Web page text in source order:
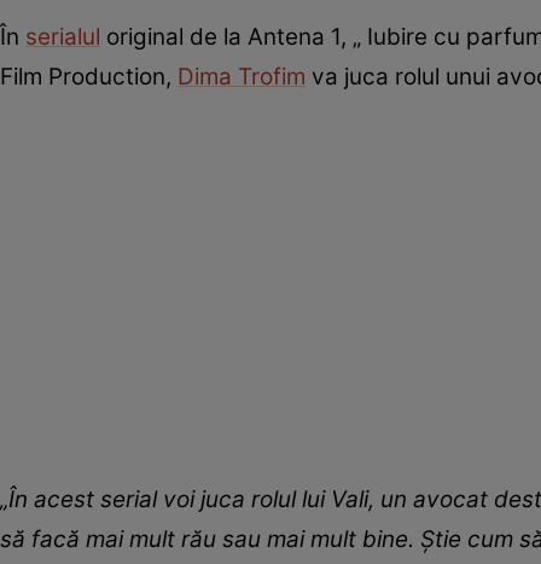
În serialul original de la Antena 1, „ Iubire cu
Film Production, Dima Trofim va juca rolul unui
„În acest serial voi juca rolul lui Vali, un avocat
să facă mai mult rău sau mai mult bine. Ştie cum